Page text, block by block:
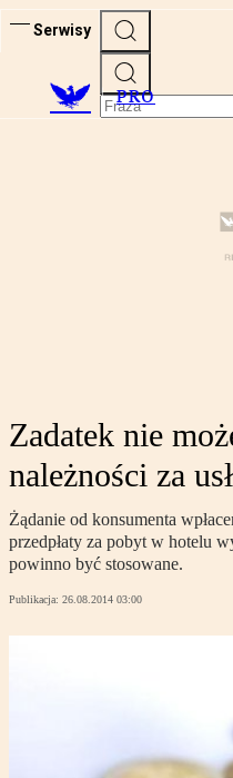
Serwisy
PRO
Zadatek nie
należności za
Żądanie od konsumenta
przedpłaty za pobyt w hotelu
powinno być stosowane.
Publikacja: 26.08.2014 03:00